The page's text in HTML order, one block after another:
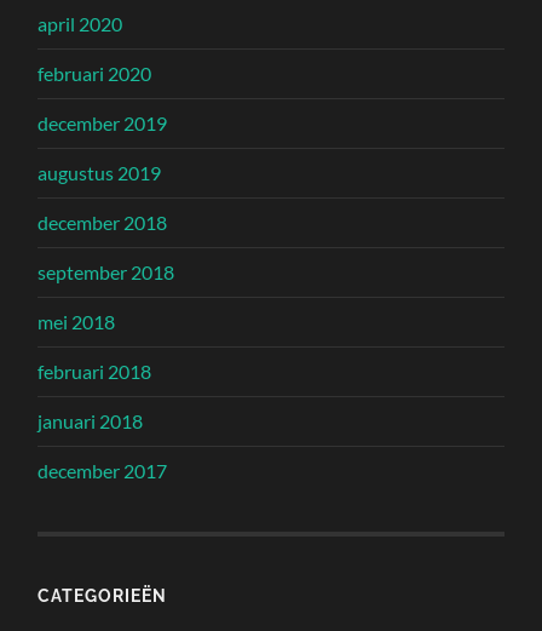
april 2020
februari 2020
december 2019
augustus 2019
december 2018
september 2018
mei 2018
februari 2018
januari 2018
december 2017
CATEGORIEËN